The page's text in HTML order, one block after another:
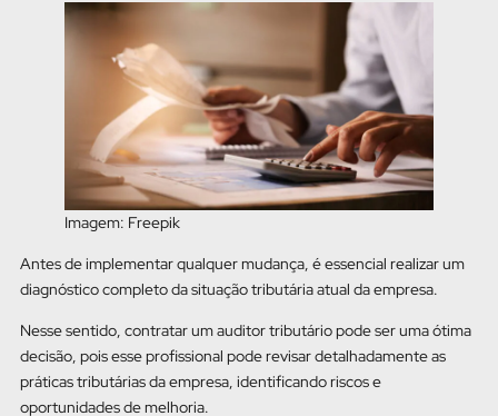
Imagem: Freepik
Antes de implementar qualquer mudança, é essencial realizar um
diagnóstico completo da situação tributária atual da empresa.
Nesse sentido, contratar um auditor tributário pode ser uma ótima
decisão, pois esse profissional pode revisar detalhadamente as
práticas tributárias da empresa, identificando riscos e
oportunidades de melhoria.